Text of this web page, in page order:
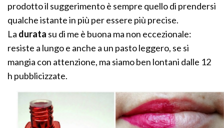
prodotto il suggerimento è sempre quello di prendersi
qualche istante in più per essere più precise.
La durata su di me è buona ma non eccezionale:
resiste a lungo e anche a un pasto leggero, se si
mangia con attenzione, ma siamo ben lontani dalle 12
h pubblicizzate.